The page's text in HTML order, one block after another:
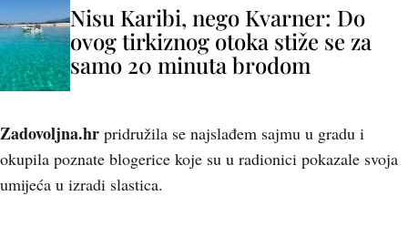
Nisu Karibi, nego Kvarner: Do
ovog tirkiznog otoka stiže se za
samo 20 minuta brodom
Zadovoljna.hr pridružila se najslađem sajmu u gradu i
okupila poznate blogerice koje su u radionici pokazale svoja
umijeća u izradi slastica.